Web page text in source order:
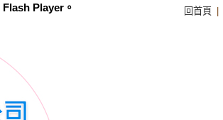
Player。 回首頁